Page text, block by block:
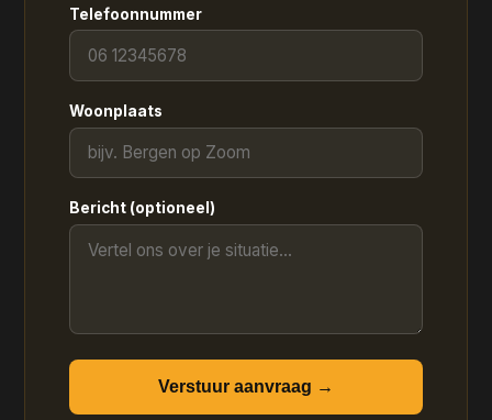
Telefoonnummer
Woonplaats
Bericht (optioneel)
Verstuur aanvraag →